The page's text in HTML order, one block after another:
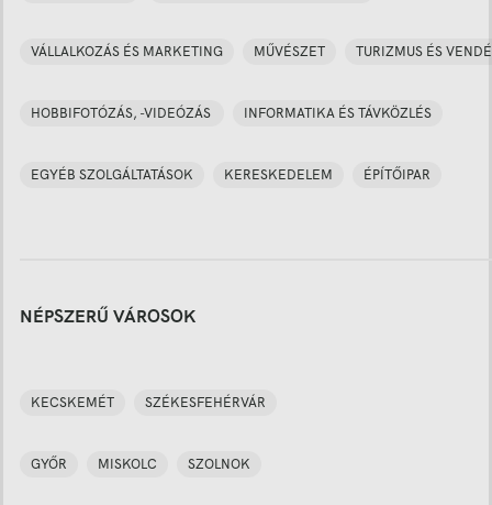
VÁLLALKOZÁS ÉS MARKETING MŰVÉSZET TURIZMUS ÉS
HOBBIFOTÓZÁS, -VIDEÓZÁS INFORMATIKA ÉS TÁVKÖZLÉS
EGYÉB SZOLGÁLTATÁSOK KERESKEDELEM ÉPÍTŐIPAR
NÉPSZERŰ VÁROSOK
KECSKEMÉT SZÉKESFEHÉRVÁR
GYŐR MISKOLC SZOLNOK